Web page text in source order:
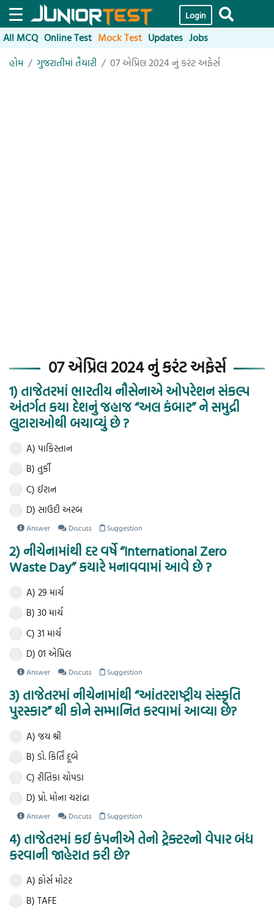
Login
All MCQ Online Test Mock Test Updates Jobs
હોમ
ગુજરાતીમાં તૈયારી 07 એપ્રિલ 2024 નું કરંટ અફેર્સ
07 એપ્રિલ 2024 નું કરંટ અફેર્સ
1) તાજેતરમાં ભારતીય નૌસેનાએ ઓપરેશન સંકલ્પ
અંતર્ગત કયા દેશનું જહાજ “અલ કંબાર” ને સમુદ્રી
લુટારાઓથી બચાવ્યું છે ?
A) પાકિસ્તાન
B) તુર્કી
C) ઈરાન
D) સાઉદી અરબ
Answer Discuss Suggestion
2) નીચેનામાંથી દર વર્ષે “International Zero
Waste Day” કયારે મનાવવામાં આવે છે ?
A) 29 માર્ચ
B) 30 માર્ચ
C) 31 માર્ચ
D) 01 એપ્રિલ
Answer Discuss Suggestion
3) તાજેતરમાં નીચેનામાંથી “આંતરરાષ્ટ્રીય સંસ્કૃતિ
પુરસ્કાર” થી કોને સમ્માનિત કરવામાં આવ્યા છે?
A) જય શ્રી
B) ડો. કિર્તિ દૂબે
C) રીતિકા ચોપડા
D) પ્રો. મોના ચરાંદ્રા
Answer Discuss Suggestion
4) તાજેતરમાં કઈ કંપનીએ તેનો ટ્રેક્ટરનો વેપાર બંધ
કરવાની જાહેરાત કરી છે?
A) ફોર્સ મોટર
B) TAFE